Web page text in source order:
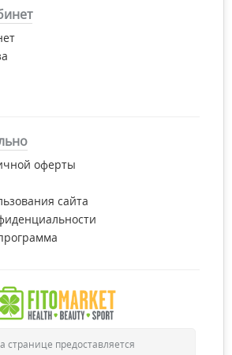
оферты
сайта
предоставляется